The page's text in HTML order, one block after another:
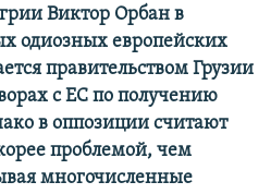
Виктор Орбан в
одиозных европейских
правительством Грузии
с ЕС по получению
в оппозиции считают
проблемой, чем
многочисленные